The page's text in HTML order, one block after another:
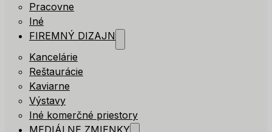
Pracovne
Iné
FIREMNÝ DIZAJN
Kancelárie
Reštaurácie
Kaviarne
Výstavy
Iné komerčné priestory
MEDIÁLNE ZMIENKY